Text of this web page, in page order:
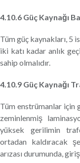
4.10.6 Güç Kaynağı
Tüm güç kaynakları, 5
iki katı kadar anlık
sahip olmalıdır.
4.10.9 Güç Kaynağı
Tüm enstrümanlar için
zeminlenmiş
yüksek gerilimin
ortadan kaldıracak
arızası durumunda,